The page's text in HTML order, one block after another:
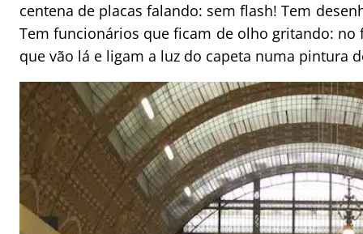
centena de placas falando: sem flash! Tem
Tem funcionários que ficam de olho gritando: no
que vão lá e ligam a luz do capeta numa pintura